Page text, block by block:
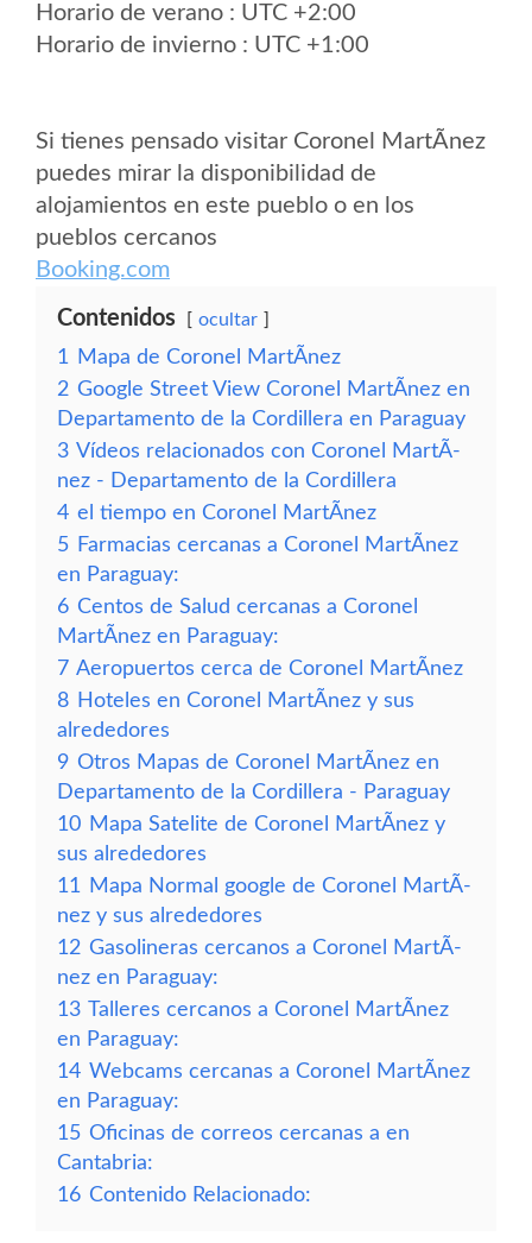
Horario de verano : UTC +2:00
Horario de invierno : UTC +1:00
Si tienes pensado visitar Coronel MartÃ­nez
puedes mirar la disponibilidad de
alojamientos en este pueblo o en los
pueblos cercanos
Booking.com
Contenidos ocultar
1
Mapa de Coronel MartÃ­nez
2 Google Street View Coronel MartÃ­nez en
Departamento de la Cordillera en Paraguay
3 Vídeos relacionados con Coronel MartÃ­
nez - Departamento de la Cordillera
4 el tiempo en Coronel MartÃ­nez
5 Farmacias cercanas a Coronel MartÃ­nez
en Paraguay:
6 Centos de Salud cercanas a Coronel
MartÃ­nez en Paraguay:
7 Aeropuertos cerca de Coronel MartÃ­nez
8 Hoteles en Coronel MartÃ­nez y sus
alrededores
9 Otros Mapas de Coronel MartÃ­nez en
Departamento de la Cordillera - Paraguay
10 Mapa Satelite de Coronel MartÃ­nez y
sus alrededores
11
Mapa Normal google de Coronel MartÃ­
nez y sus alrededores
12 Gasolineras cercanos a Coronel MartÃ­
nez en Paraguay:
13 Talleres cercanos a Coronel MartÃ­nez
en Paraguay:
14 Webcams cercanas a Coronel MartÃ­nez
en Paraguay:
15 Oficinas de correos cercanas a en
Cantabria:
16 Contenido Relacionado: